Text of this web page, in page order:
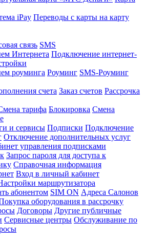
iPay Переводы с карты на карту
связь SMS
Интернета Подключение интернет-
роуминга Роуминг SMS-Роуминг
счета Заказ счетов Рассрочка
тарифа Блокировка Смена
и сервисы Подписки Подключение
Отключение дополнительных услуг
управления подписками
Запрос пароля для доступа к
Справочная информация
Вход в личный кабинет
маршрутизатора
абонентом SIM ON Адреса Салонов
оборудования в рассрочку
Договоры Другие публичные
Сервисные центры Обслуживание по